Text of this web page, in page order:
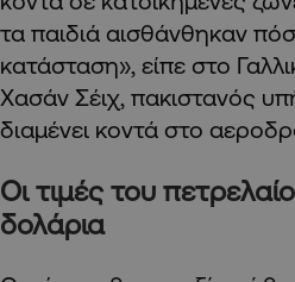
τα παιδιά αισθάνθηκαν
κατάσταση», είπε στο
Χασάν Σέιχ, πακιστανός
διαμένει κοντά στο
Οι τιμές του
δολάρια